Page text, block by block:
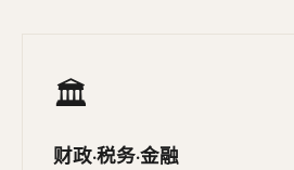
🏛
财政·税务·金融